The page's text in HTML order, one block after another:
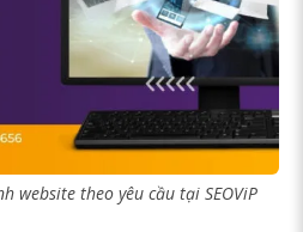
website theo yêu cầu tại SEOViP